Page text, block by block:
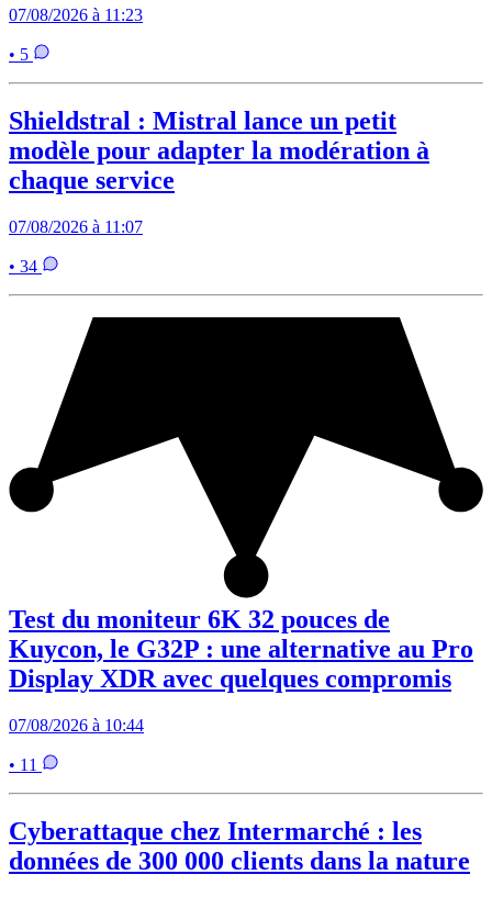
07/08/2026 à 11:23
• 5
Shieldstral : Mistral lance un petit
modèle pour adapter la modération à
chaque service
07/08/2026 à 11:07
• 34
Test du moniteur 6K 32 pouces de
Kuycon, le G32P : une alternative au Pro
Display XDR avec quelques compromis
07/08/2026 à 10:44
• 11
Cyberattaque chez Intermarché : les
données de 300 000 clients dans la nature